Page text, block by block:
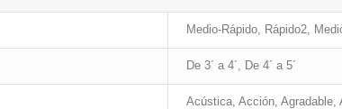
Medio-Rápido, Rápido2,
De 3´ a 4´, De 4´ a 5´
Acústica, Acción, Agradable,